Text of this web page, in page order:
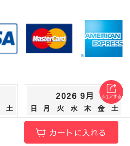
土
2026 9月
日 月 火 水 木 金
土
9 10 11
カートに入れる